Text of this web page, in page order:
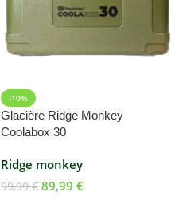
-10%
Glacière Ridge Monkey
Coolabox 30
Ridge monkey
99,99€ 89,99 €